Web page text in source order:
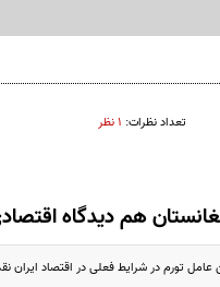
تعداد نظرات: ۱ نظر
هم دیدگاه
عامل تورم در شرایط فعلی در اقتصاد ایران